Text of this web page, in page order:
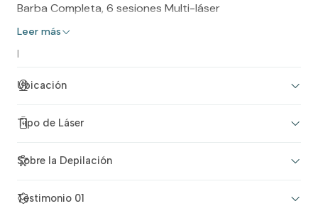
t
i
d
d
Barba Completa, 6 sesiones Multi-láser
Leer más
|
Ubicación
Tipo de Láser
Sobre la Depilación
Testimonio 01